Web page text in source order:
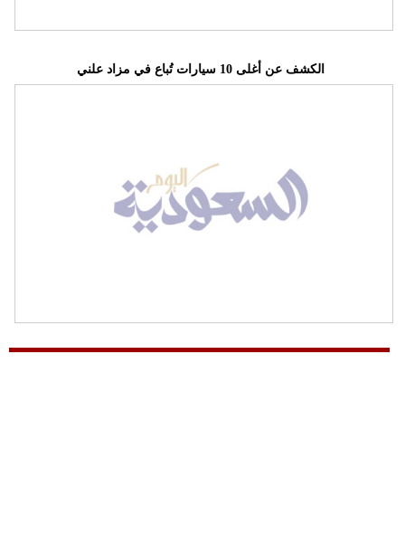
الكشف عن أغلى 10 سيارات تُباع في مزاد علني